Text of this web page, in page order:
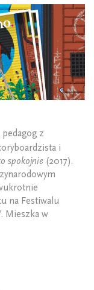
z
i
spokojnie (2017).
na Festiwalu
Mieszka w